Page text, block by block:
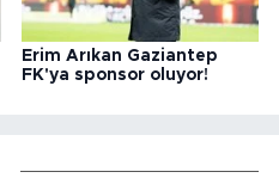
Erim Arıkan Gaziantep
FK'ya sponsor oluyor!